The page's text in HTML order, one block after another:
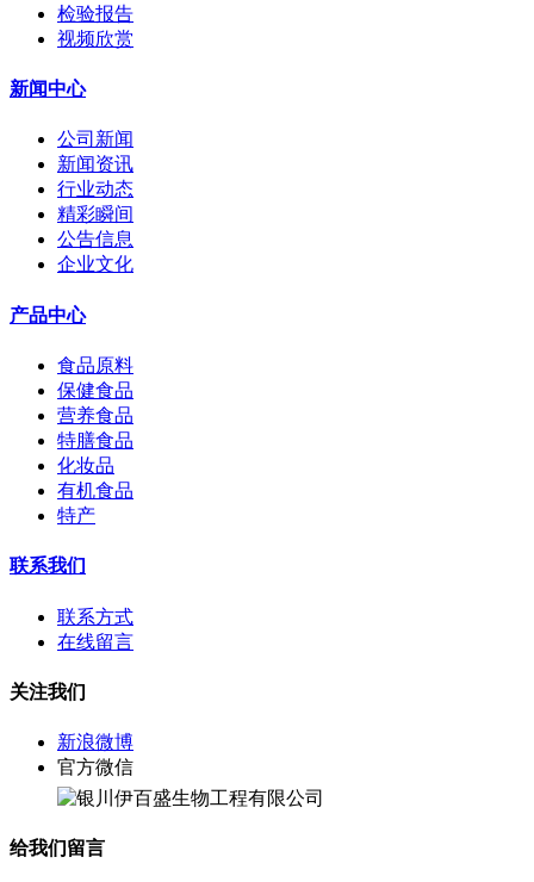
检验报告
视频欣赏
新闻中心
公司新闻
新闻资讯
行业动态
精彩瞬间
公告信息
企业文化
产品中心
食品原料
保健食品
营养食品
特膳食品
化妆品
有机食品
特产
联系我们
联系方式
在线留言
关注我们
新浪微博
官方微信
给我们留言